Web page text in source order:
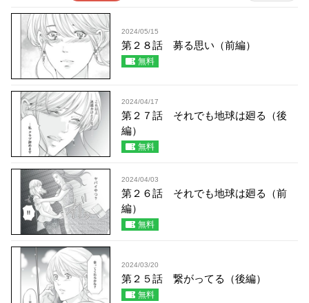
2024/05/15
第２８話 募る思い（前編）
無料
2024/04/17
第２７話 それでも地球は廻る（後
編）
無料
2024/04/03
第２６話 それでも地球は廻る（前
編）
無料
2024/03/20
第２５話 繋がってる（後編）
無料